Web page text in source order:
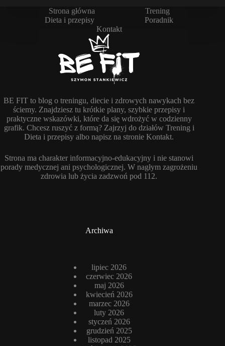
Strona główna
Trening
Dieta i przepisy
Poradnik
Kontakt
BE FIT to blog o treningu, diecie i zdrowych nawykach bez
ściemy. Znajdziesz tu krótkie plany, szybkie przepisy i
praktyczne wskazówki, które da się wdrożyć w codzienny
grafik. Chcesz ruszyć z formą? Zajrzyj do działów Trening i
Dieta i przepisy albo napisz na stronie Kontakt.
Strona ma charakter informacyjno-edukacyjny i nie stanowi
porady medycznej ani psychologicznej. W nagłym zagrożeniu
zdrowia lub życia zadzwoń pod 112.
Archiwa
lipiec 2026
czerwiec 2026
maj 2026
kwiecień 2026
marzec 2026
luty 2026
styczeń 2026
grudzień 2025
listopad 2025